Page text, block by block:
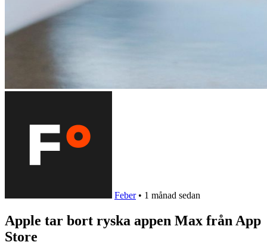
Feber • 1 månad sedan
Apple tar bort ryska appen Max från App
Store